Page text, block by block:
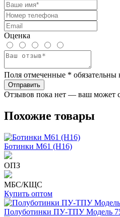
Оценка
Поля отмеченные * обязательны
Отзывов пока нет — ваш может
Похожие товары
Ботинки М61 (Н16)
ОПЗ
МБС/КЩС
Купить оптом
Полуботинки ПУ-ТПУ Модель